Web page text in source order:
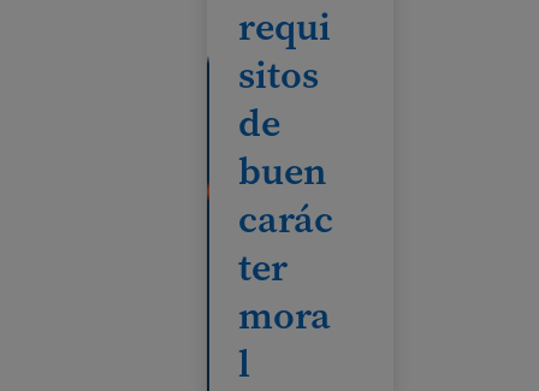
requi
sitos
de
buen
carác
ter
mora
l